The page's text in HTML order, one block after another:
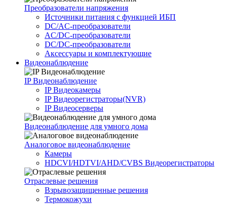
Преобразователи напряжения
Источники питания c функцией ИБП
DC/AC-преобразователи
AC/DC-преобразователи
DC/DC-преобразователи
Аксессуары и комплектующие
Видеонаблюдение
IP Видеонаблюдение
IP Видеокамеры
IP Видеорегистраторы(NVR)
IP Видеосерверы
Видеонаблюдение для умного дома
Аналоговое видеонаблюдение
Камеры
HDCVI/HDTVI/AHD/CVBS Видеорегистраторы
Отраслевые решения
Взрывозащищенные решения
Термокожухи